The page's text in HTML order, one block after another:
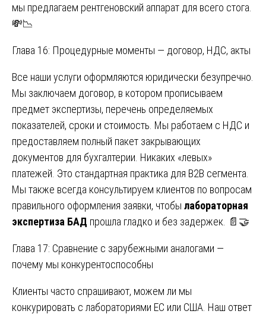
мы предлагаем рентгеновский аппарат для всего стога.
💸📉
Глава 16: Процедурные моменты — договор, НДС, акты
Все наши услуги оформляются юридически безупречно.
Мы заключаем договор, в котором прописываем
предмет экспертизы, перечень определяемых
показателей, сроки и стоимость. Мы работаем с НДС и
предоставляем полный пакет закрывающих
документов для бухгалтерии. Никаких «левых»
платежей. Это стандартная практика для B2B сегмента.
Мы также всегда консультируем клиентов по вопросам
правильного оформления заявки, чтобы лабораторная
экспертиза БАД прошла гладко и без задержек. 📄🤝
Глава 17: Сравнение с зарубежными аналогами —
почему мы конкурентоспособны
Клиенты часто спрашивают, можем ли мы
конкурировать с лабораториями ЕС или США. Наш ответ